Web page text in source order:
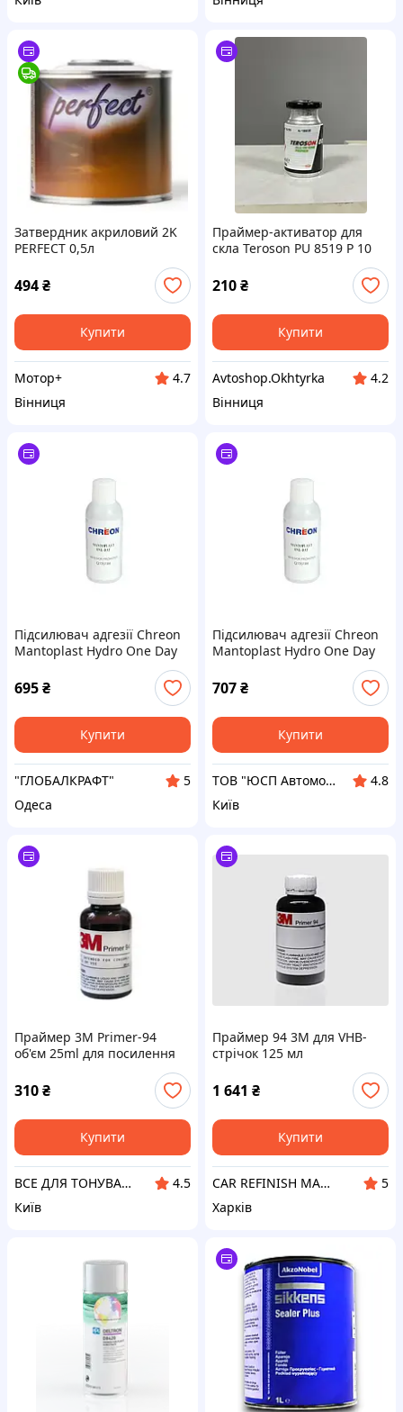
Затвердник акриловий 2K
PERFECT 0,5л
494₴
Купити
Мотор+
4.7
Вінниця
Праймер-активатор для
скла Teroson PU 8519 P 10
210₴
Купити
Avtoshop.Okhtyrka
4.2
Вінниця
Підсилювач адгезії Chreon
Mantoplast Hydro One Day
695₴
Купити
"ГЛОБАЛКРАФТ"
5
Одеса
Підсилювач адгезії Chreon
Mantoplast Hydro One Day
707₴
Купити
ТОВ "ЮСП Автомотів Україна"
4.8
Київ
Праймер 3M Primer-94
об'єм 25ml для посилення
адгезії клея антигравійної
плівки.
310₴
Купити
ВСЕ ДЛЯ ТОНУВАННЯ - ПЛІВКИ - УДАРОТРИВКІ - ДЗЕРКАЛЬНІ - АВТОМОБІЛЬНІ
4.5
Київ
Праймер 94 3M для VHB-
стрічок 125 мл
1 641 ₴
Купити
CAR REFINISH MARKET
5
Харків